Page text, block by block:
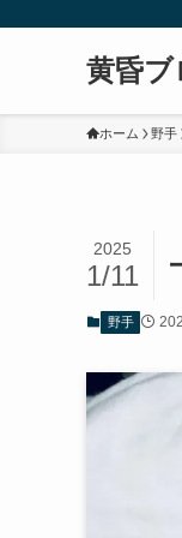
黄昏ブ
ホーム 野手
2025
1/11
野手